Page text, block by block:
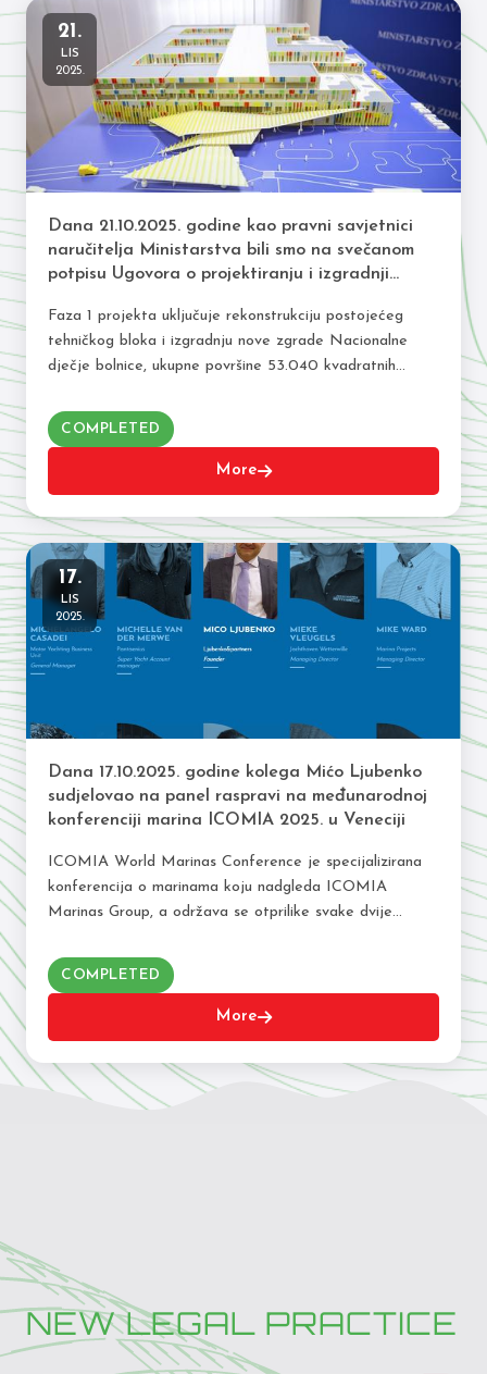
21.
LIS
2025.
Dana 21.10.2025. godine kao pravni savjetnici
naručitelja Ministarstva bili smo na svečanom
potpisu Ugovora o projektiranju i izgradnji
Faza 1 projekta uključuje rekonstrukciju postojećeg
tehničkog bloka i izgradnju nove zgrade Nacionalne
dječje bolnice, ukupne površine 53.040 kvadratnih
bolnica u…
COMPLETED
More
17.
LIS
2025.
Dana 17.10.2025. godine kolega Mićo Ljubenko
sudjelovao na panel raspravi na međunarodnoj
konferenciji marina ICOMIA 2025. u Veneciji
ICOMIA World Marinas Conference je specijalizirana
konferencija o marinama koju nadgleda ICOMIA
Marinas Group, a održava se otprilike svake dvije
godine,…
COMPLETED
More
NEW LEGAL PRACTICE